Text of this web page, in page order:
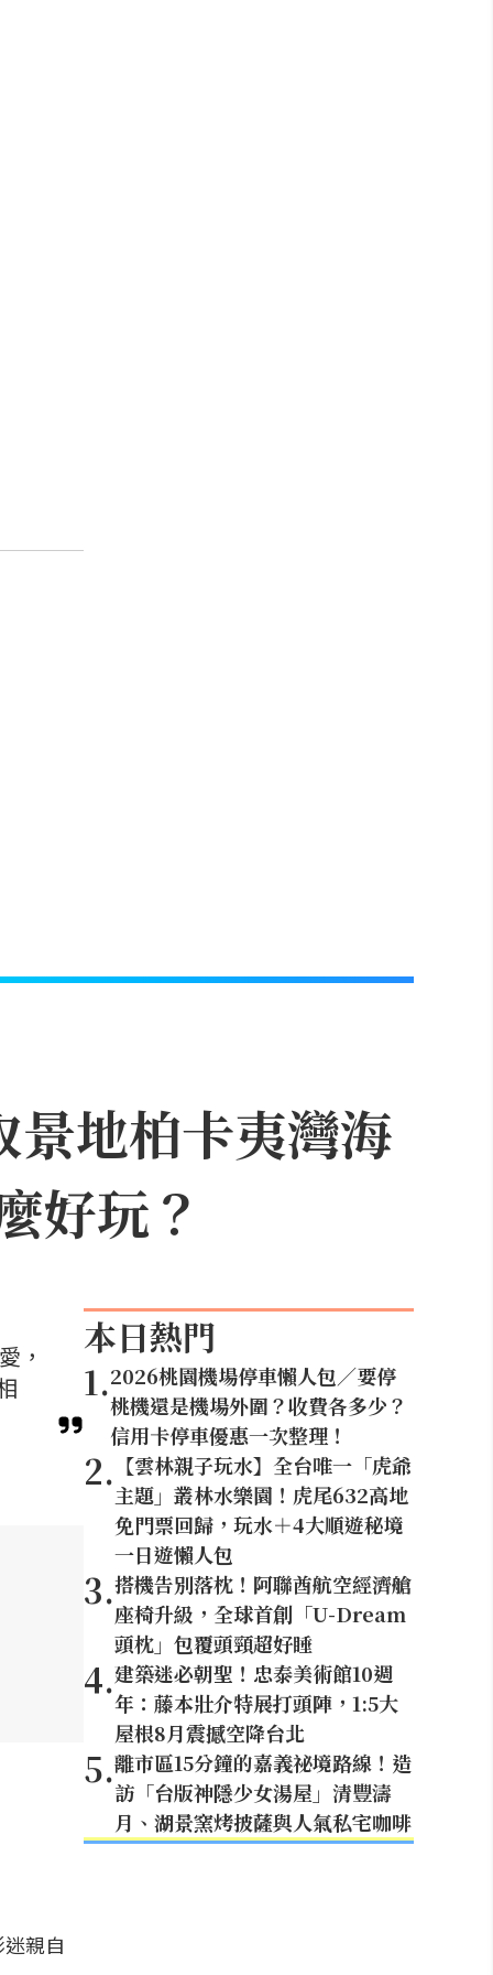
地柏卡夷灣海
好玩？
，
親自
本日熱門
1.2026桃園機場停車懶人包／要停
桃機還是機場外圍？收費各多少？
信用卡停車優惠一次整理！
2. 【雲林親子玩水】全台唯一「虎爺
主題」叢林水樂園！虎尾632高地
免門票回歸，玩水＋4大順遊秘境
一日遊懶人包
3.搭機告別落枕！阿聯酋航空經濟艙
座椅升級，全球首創「U-Dream
頭枕」包覆頭頸超好睡
4.建築迷必朝聖！忠泰美術館10週
年：藤本壯介特展打頭陣，1:5大
屋根8月震撼空降台北
5.離市區15分鐘的嘉義祕境路線！造
訪「台版神隱少女湯屋」清豐濤
月、湖景窯烤披薩與人氣私宅咖啡